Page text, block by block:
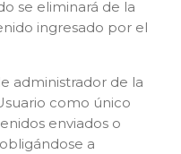
se eliminará de la
ingresado por el
administrador de la
como único
enviados o
a